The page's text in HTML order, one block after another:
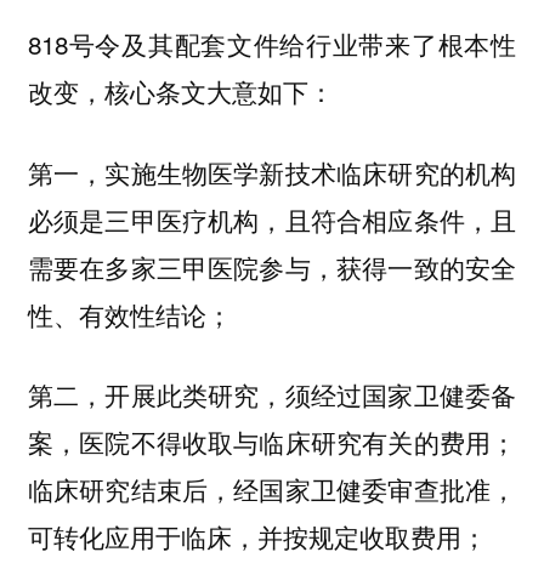
818号令及其配套文件给行业带来了根本性
改变，核心条文大意如下：
第一，实施生物医学新技术临床研究的机构
必须是三甲医疗机构，且符合相应条件，且
需要在多家三甲医院参与，获得一致的安全
性、有效性结论；
第二，开展此类研究，须经过国家卫健委备
案，医院不得收取与临床研究有关的费用；
临床研究结束后，经国家卫健委审查批准，
可转化应用于临床，并按规定收取费用；